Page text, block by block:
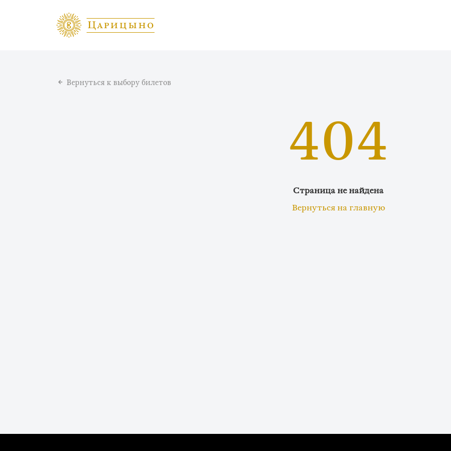
Вернуться к выбору билетов
404
Страница не найдена
Вернуться на главную